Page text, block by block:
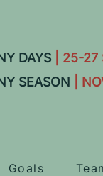
DAYS | 25-27
SEASON
|
Goals